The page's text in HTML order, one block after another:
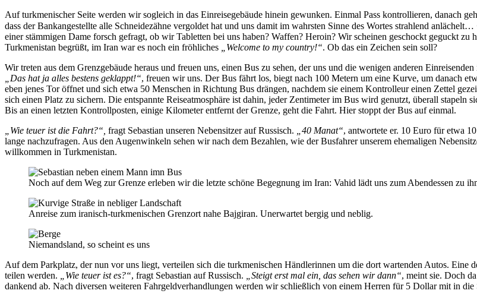
Auf turkmenischer Seite werden wir sogleich in das Einreisegebäude hinein gewunken. Einmal Pass kontrollieren, danach
dass der Bankangestellte alle Schneidezähne vergoldet hat und uns damit im wahrsten Sinne des Wortes strahlend
einer stämmigen Dame forsch gefragt, ob wir Tabletten bei uns haben? Waffen? Heroin? Wir scheinen geschockt geguckt zu
Turkmenistan begrüßt, im Iran war es noch ein fröhliches
„Welcome to my country!“. Ob das ein Zeichen sein soll?
Wir treten aus dem Grenzgebäude heraus und freuen uns, einen Bus zu sehen, der uns und die wenigen anderen
„Das hat ja alles bestens geklappt!“, freuen wir uns. Der Bus fährt los, biegt nach 100 Metern um eine Kurve, um danach
eben jenes Tor öffnet und sich etwa 50 Menschen in Richtung Bus drängen, nachdem sie einem Kontrolleur einen Zettel
sich einen Platz zu sichern. Die entspannte Reiseatmosphäre ist dahin, jeder Zentimeter im Bus wird genutzt, überall
Bis an einen letzten Kontrollposten, einige Kilometer entfernt der Grenze, geht die Fahrt. Hier stoppt der Bus auf einmal.
„Wie teuer ist die Fahrt?“, fragt Sebastian unseren Nebensitzer auf Russisch. „40 Manat“, antwortete er. 10 Euro für etwa
lange nachzufragen. Aus den Augenwinkeln sehen wir nach dem Bezahlen, wie der Busfahrer unserem ehemaligen
willkommen in Turkmenistan.
Noch auf dem Weg zur Grenze erleben wir die letzte schöne Begegnung im Iran: Vahid lädt uns zum Abendessen zu
Anreise zum iranisch-turkmenischen Grenzort nahe Bajgiran. Unerwartet bergig und neblig.
Niemandsland, so scheint es uns
Auf dem Parkplatz, der nun vor uns liegt, verteilen sich die turkmenischen Händlerinnen um die dort wartenden Autos. Eine
teilen werden.
„Wie teuer ist es?“, fragt Sebastian auf Russisch. „Steigt erst mal ein, das sehen wir dann“, meint sie. Doch
dankend ab. Nach diversen weiteren Fahrgeldverhandlungen werden wir schließlich von einem Herren für 5 Dollar mit in die